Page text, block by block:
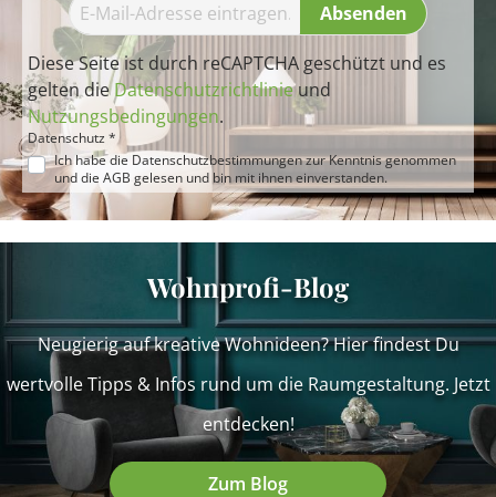
Absenden
Diese Seite ist durch reCAPTCHA geschützt und es
gelten dieDatenschutzrichtlinieund
Nutzungsbedingungen.
Datenschutz *
Ich habe die Datenschutzbestimmungenzur Kenntnis genommen
und die AGB gelesen und bin mit ihnen einverstanden.
Wohnprofi-Blog
Neugierig auf kreative Wohnideen? Hier findest Du
wertvolle Tipps & Infos rund um die Raumgestaltung. Jetzt
entdecken!
Zum Blog